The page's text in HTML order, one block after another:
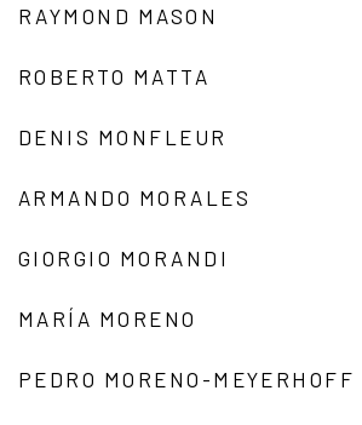
RAYMOND MASON
ROBERTO MATTA
DENIS MONFLEUR
ARMANDO MORALES
GIORGIO MORANDI
MARÍA MORENO
PEDRO MORENO-MEYERHOFF